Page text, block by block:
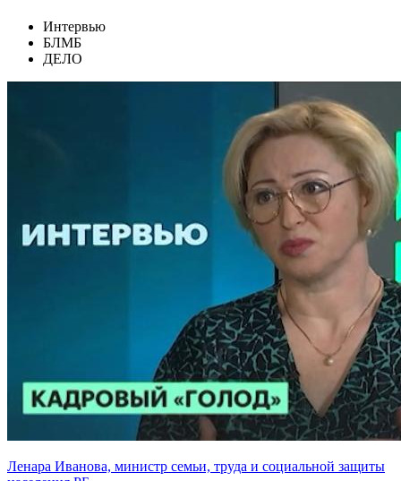
Интервью
БЛМБ
ДЕЛО
Ленара Иванова, министр семьи, труда и социальной защиты